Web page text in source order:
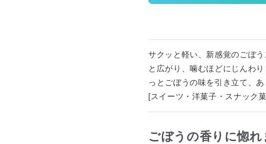
サクッと軽い、新感覚のごぼ
と広がり、噛むほどにじんわ
っとごぼうの味を引き立て、あ
[スイーツ・洋菓子・スナック
ごぼうの香りに惚れ